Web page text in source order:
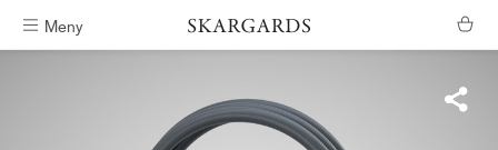
Meny Fri frakt i Sør-Norge